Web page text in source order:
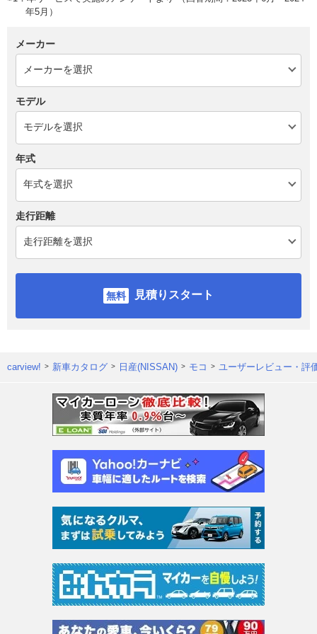
年5月）
メーカー
モデル
年式
走行距離
見積りスタート
carview! 新車カタログ 日産(NISSAN) モコ ユーザーレビュー・評